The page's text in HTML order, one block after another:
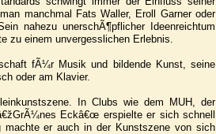
manchmal Fats Waller, Eroll Garner oder
nahezu unerschÃ¶pflicher Ideenreichtum
zu einem unvergesslichen Erlebnis.
fÃ¼r Musik und bildende Kunst, seine
oder am Klavier.
In Clubs wie dem MUH, der
Eckâ€œ erspielte er sich schnell
machte er auch in der Kunstszene von sich